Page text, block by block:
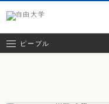
ピープル